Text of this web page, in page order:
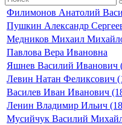
Филимонов Анатолий
Пушкин Александр
Медников Михаил
Павлова Вера Ивановна
Яшнев Василий Иванович
Левин Натан Феликсович
Василев Иван Иванович
Ленин Владимир Ильич
Мусийчук Василий